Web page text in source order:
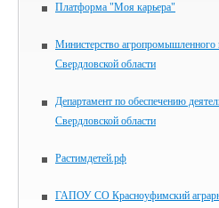
Платформа "Моя карьера"
Министерство агропромышленного
Свердловской области
Департамент по обеспечению
Свердловской области
Растимдетей.рф
ГАПОУ СО Красноуфимский